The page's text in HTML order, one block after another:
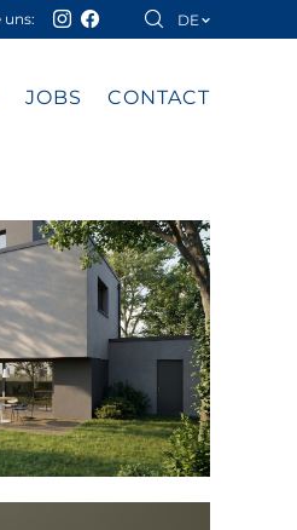
uns:
DE
JOBS CONTACT